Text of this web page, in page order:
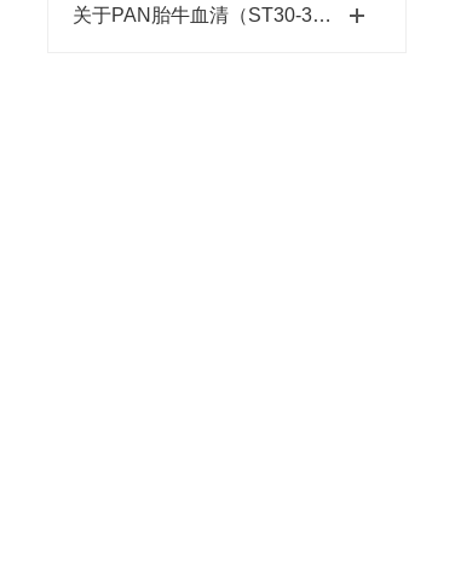
关于PAN胎牛血清（ST30-3302）颜色偏红的问题解析